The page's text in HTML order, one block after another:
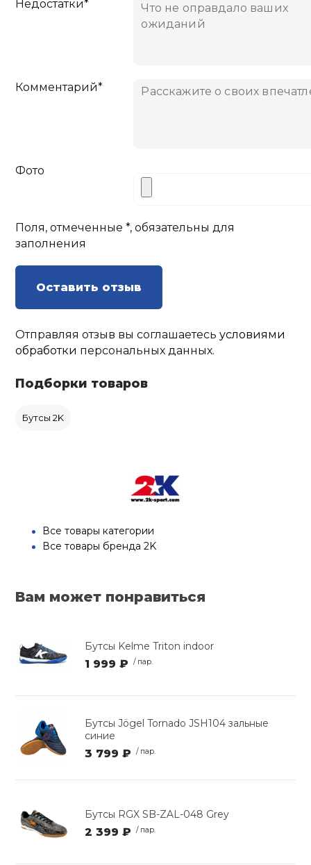
Недостатки*
Комментарий*
Фото
Поля, отмеченные *, обязательны для
заполнения
Оставить отзыв
Отправляя отзыв вы соглашаетесьусловиями
обработки персональных данных.
Подборки товаров
Бутсы 2K
Все товары категории
Все товары бренда 2K
Вам может понравиться
Бутсы Kelme Triton indoor
1 999 ₽ / пар.
Бутсы Jögel Tornado JSH104 зальные
синие
3 799 ₽ / пар.
Бутсы RGX SB-ZAL-048 Grey
2 399 ₽ / пар.